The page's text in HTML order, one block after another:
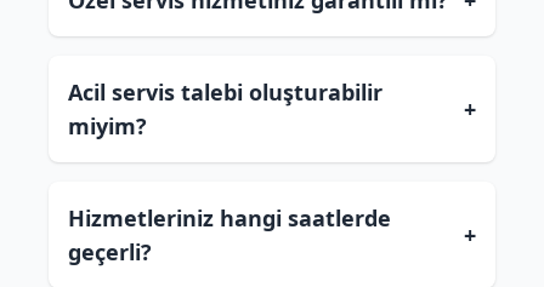
Acil servis talebi oluşturabilir
miyim?
+
Hizmetleriniz hangi saatlerde
geçerli?
+